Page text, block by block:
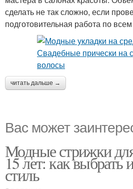
сделать не так сложно, если
подготовительная работа по
читать дальше →
Вас может
Модные стрижки
15 лет: как выбрать
стиль